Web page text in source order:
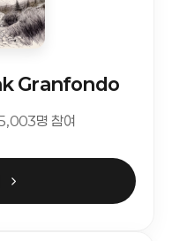
Granfondo
명 참여